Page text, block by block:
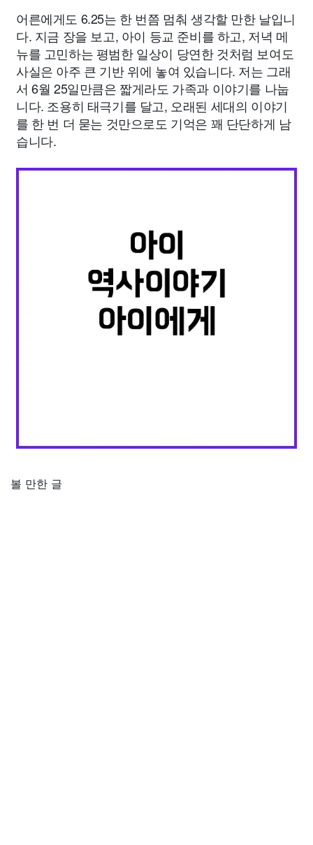
어른에게도 6.25는 한 번쯤 멈춰 생각할 만한 날입니
다. 지금 장을 보고, 아이 등교 준비를 하고, 저녁 메
뉴를 고민하는 평범한 일상이 당연한 것처럼 보여도
사실은 아주 큰 기반 위에 놓여 있습니다. 저는 그래
서 6월 25일만큼은 짧게라도 가족과 이야기를 나눕
니다. 조용히 태극기를 달고, 오래된 세대의 이야기
를 한 번 더 묻는 것만으로도 기억은 꽤 단단하게 남
습니다.
볼 만한 글